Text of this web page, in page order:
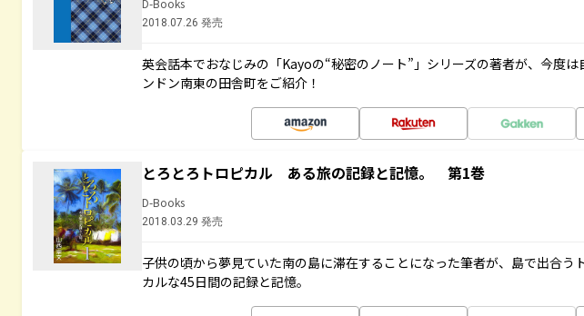
D-Books
2018.07.26 発売
英会話本でおなじみの「Kayoの“秘密のノート”」シリーズの著者が、今度は
ンドン南東の田舎町をご紹介！
とろとろトロピカル ある旅の記録と記憶。 第1巻
D-Books
2018.03.29 発売
子供の頃から夢見ていた南の島に滞在することになった筆者が、島で出合う
カルな45日間の記録と記憶。